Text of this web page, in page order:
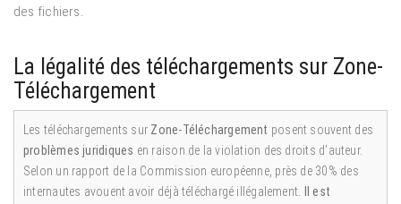
des fichiers.
La légalité des téléchargements sur Zone-
Téléchargement
Les téléchargements sur Zone-Téléchargement posent souvent des
problèmes juridiques en raison de la violation des droits d’auteur.
Selon un rapport de la Commission européenne, près de 30% des
internautes avouent avoir déjà téléchargé illégalement.
Il est